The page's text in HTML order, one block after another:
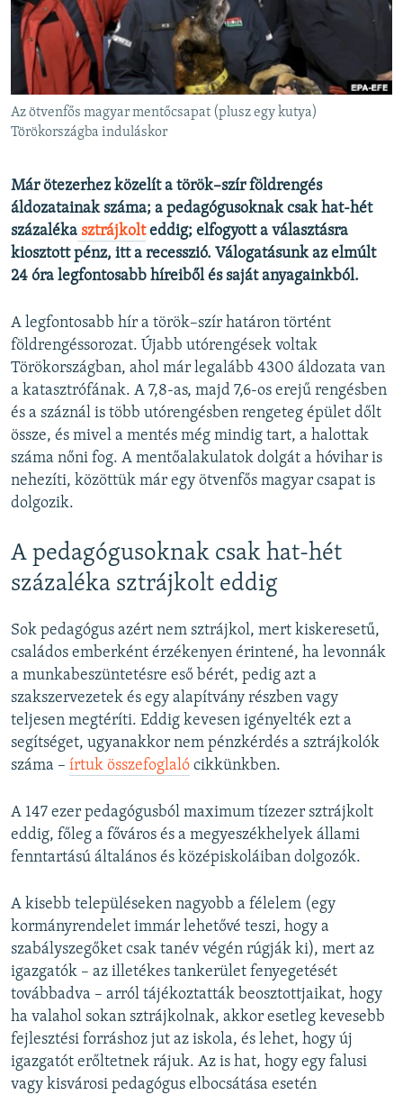
EURÓPAI UNIÓ
VILÁG
KLÍMAVÁLTOZÁS
A MÚLT TANULSÁGAI
Valamennyi RFE/RL weboldal
Az ötvenfős magyar mentőcsapat (plusz egy kutya)
Törökországba induláskor
Már ötezerhez közelít a török–szír földrengés
áldozatainak száma; a pedagógusoknak csak hat-hét
százaléka sztrájkolteddig; elfogyott a választásra
kiosztott pénz, itt a recesszió. Válogatásunk az elmúlt
24 óra legfontosabb híreiből és saját anyagainkból.
A legfontosabb hír a török–szír határon történt
földrengéssorozat. Újabb utórengések voltak
Törökországban, ahol már legalább 4300 áldozata van
a katasztrófának. A 7,8-as, majd 7,6-os erejű rengésben
és a száznál is több utórengésben rengeteg épület dőlt
össze, és mivel a mentés még mindig tart, a halottak
száma nőni fog. A mentőalakulatok dolgát a hóvihar is
nehezíti, közöttük már egy ötvenfős magyar csapat is
dolgozik.
A pedagógusoknak csak hat-hét
százaléka sztrájkolt eddig
Sok pedagógus azért nem sztrájkol, mert kiskeresetű,
családos emberként érzékenyen érintené, ha levonnák
a munkabeszüntetésre eső bérét, pedig azt a
szakszervezetek és egy alapítvány részben vagy
teljesen megtéríti. Eddig kevesen igényelték ezt a
segítséget, ugyanakkor nem pénzkérdés a sztrájkolók
száma – írtuk összefoglaló cikkünkben.
A 147 ezer pedagógusból maximum tízezer sztrájkolt
eddig, főleg a főváros és a megyeszékhelyek állami
fenntartású általános és középiskoláiban dolgozók.
A kisebb településeken nagyobb a félelem (egy
kormányrendelet immár lehetővé teszi, hogy a
szabályszegőket csak tanév végén rúgják ki), mert az
igazgatók – az illetékes tankerület fenyegetését
továbbadva – arról tájékoztatták beosztottjaikat, hogy
ha valahol sokan sztrájkolnak, akkor esetleg kevesebb
fejlesztési forráshoz jut az iskola, és lehet, hogy új
igazgatót erőltetnek rájuk. Az is hat, hogy egy falusi
vagy kisvárosi pedagógus elbocsátása esetén